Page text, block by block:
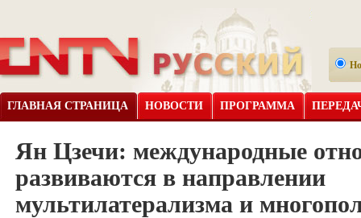
ГЛАВНАЯ СТРАНИЦА НОВОСТИ ПРОГРАММА
Ян Цзечи: международные
развиваются в направлении
мультилатерализма и